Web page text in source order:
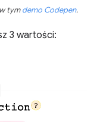
tymdemo Codepen.
3 wartości: